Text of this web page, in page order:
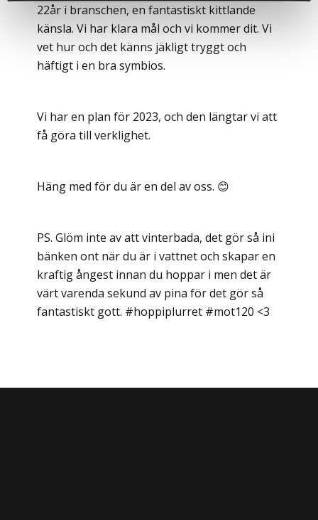
22år i branschen, en fantastiskt kittlande
känsla. Vi har klara mål och vi kommer dit. Vi
vet hur och det känns jäkligt tryggt och
häftigt i en bra symbios.
Vi har en plan för 2023, och den längtar vi att
få göra till verklighet.
Häng med för du är en del av oss. 😊
PS. Glöm inte av att vinterbada, det gör så ini
bänken ont när du är i vattnet och skapar en
kraftig ångest innan du hoppar i men det är
värt varenda sekund av pina för det gör så
fantastiskt gott. #hoppiplurret #mot120 <3